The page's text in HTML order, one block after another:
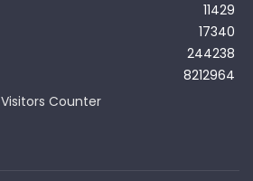
11429
17340
244238
8212964
Visitors Counter